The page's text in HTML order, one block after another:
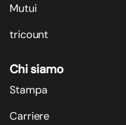
Mutui
tricount
Chi siamo
Stampa
Carriere